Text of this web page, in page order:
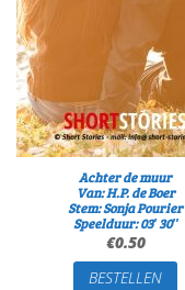
Achter de muur
Van: H.P. de Boer
Stem: Sonja Pourier
Speelduur: 03′ 30″
€0.50
BESTELLEN